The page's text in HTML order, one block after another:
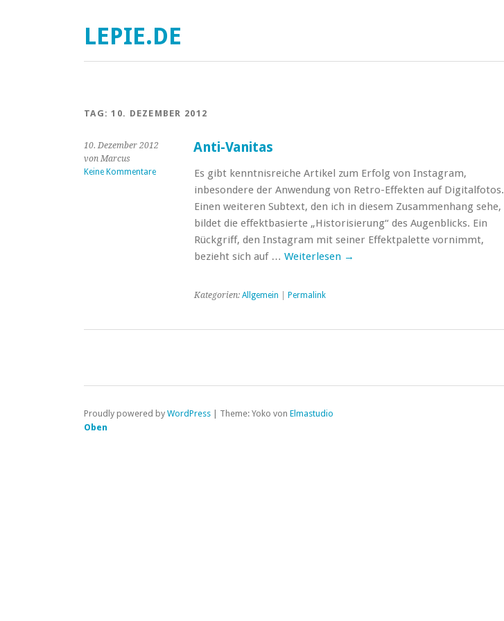
LEPIE.DE
TAG:10. DEZEMBER 2012
10. Dezember 2012
von Marcus
Keine Kommentare
Anti-Vanitas
Es gibt kenntnisreiche Artikel zum Erfolg von Instagram,
inbesondere der Anwendung von Retro-Effekten auf Digitalfotos.
Einen weiteren Subtext, den ich in diesem Zusammenhang sehe,
bildet die effektbasierte „Historisierung“ des Augenblicks. Ein
Rückgriff, den Instagram mit seiner Effektpalette vornimmt,
bezieht sich auf … Weiterlesen →
Kategorien: Allgemein Permalink
Proudly powered by WordPress Theme: Yoko von Elmastudio
Oben